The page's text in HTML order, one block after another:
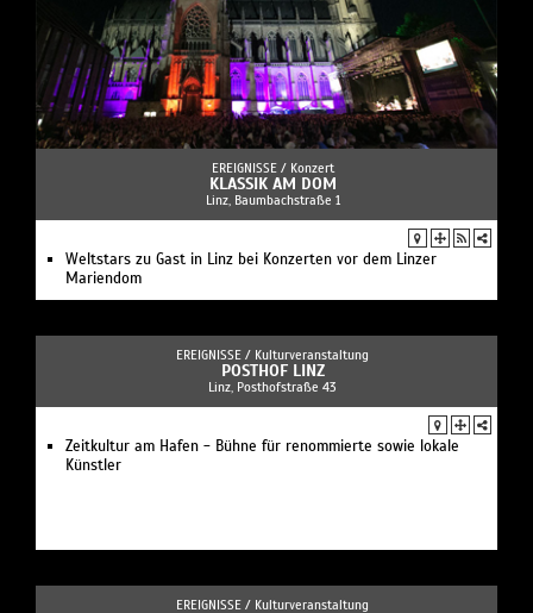
EREIGNISSE / Konzert
KLASSIK AM DOM
Linz, Baumbachstraße 1
Weltstars zu Gast in Linz bei Konzerten vor dem Linzer
Mariendom
EREIGNISSE / Kulturveranstaltung
POSTHOF LINZ
Linz, Posthofstraße 43
Zeitkultur am Hafen - Bühne für renommierte sowie lokale
Künstler
EREIGNISSE / Kulturveranstaltung